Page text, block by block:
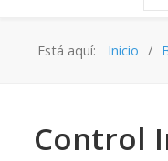
Está aquí: Inicio
Control